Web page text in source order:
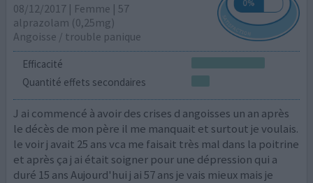
08/12/2017 | Femme | 57
alprazolam (0,25mg)
Angoisse / trouble panique
Efficacité
Quantité effets secondaires
J ai commencé à avoir des crises d angoisses un an après
le décès de mon père il me manquait et surtout je voulais.
le voir j avait 25 ans vca me faisait très mal dans la poitrine
et après ça j ai était soigner pour une dépression qui a
duré 15 ans Aujourd'hui j ai 57 ans je vais mieux mais je